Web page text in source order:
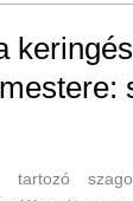
tartozó